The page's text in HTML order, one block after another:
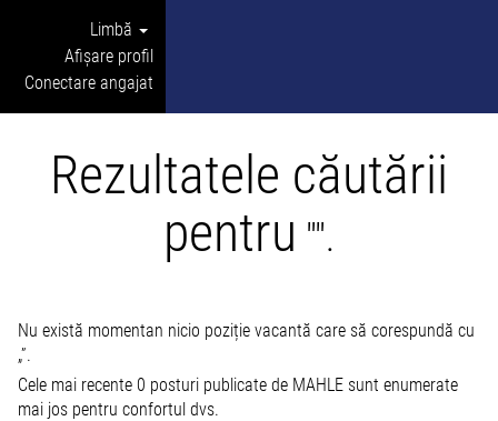
Limbă
Afișare profil
Conectare angajat
Rezultatele căutării
pentru "".
Nu există momentan nicio poziție vacantă care să corespundă cu
„”.
Cele mai recente 0 posturi publicate de MAHLE sunt enumerate
mai jos pentru confortul dvs.